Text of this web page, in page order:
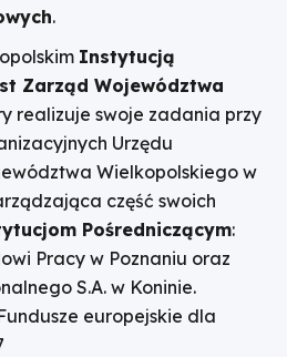
.
Instytucją
Zarząd Województwa
realizuje swoje zadania przy
Urzędu
Wielkopolskiego w
część swoich
Pośredniczącym:
Pracy w Poznaniu oraz
S.A. w Koninie.
europejskie dla